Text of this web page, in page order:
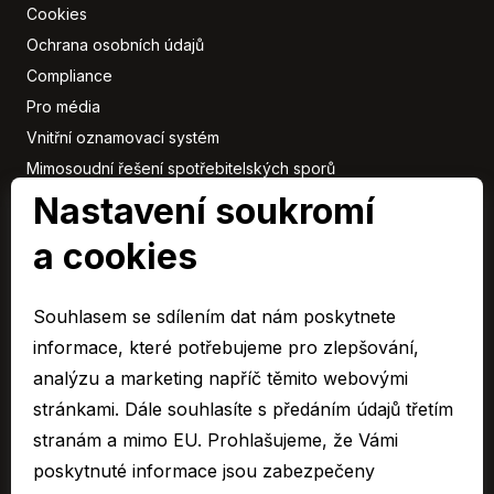
Cookies
Ochrana osobních údajů
Compliance
Pro média
Vnitřní oznamovací systém
Mimosoudní řešení spotřebitelských sporů
Sbírka listin
Členové
ARAVER CZ člen skupiny AUTO UH s.r.o.
EURO CAR Zlín člen skupiny AUTO UH s.r.o.
C&K člen skupiny AUTO UH a.s.
AUTO JIHLAVA člen skupiny AUTO UH s.r.o.
Autospol člen skupiny AUTO UH s.r.o.
Autospol Chery
Nastavení soukromí
a cookies
Souhlasem se sdílením dat nám poskytnete
informace, které potřebujeme pro zlepšování,
analýzu a marketing napříč těmito webovými
stránkami. Dále souhlasíte s předáním údajů třetím
stranám a mimo EU. Prohlašujeme, že Vámi
poskytnuté informace jsou zabezpečeny